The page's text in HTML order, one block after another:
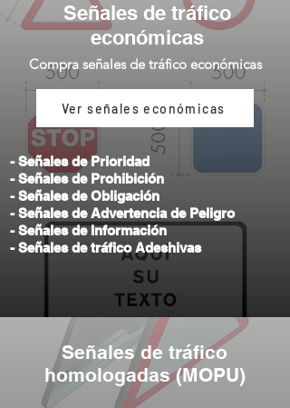
Señales de tráfico
económicas
Compra señales de tráfico económicas
Ver señales económicas
- Señales de Prioridad
- Señales de Prohibición
- Señales de Obligación
- Señales de Advertencia de Peligro
- Señales de Información
- Señales de tráfico Adeshivas
Señales de tráfico
homologadas (MOPU)